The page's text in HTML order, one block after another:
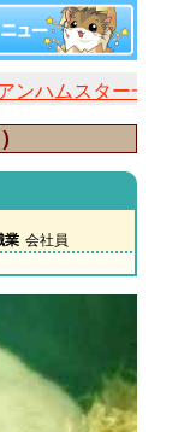
ンハムスター一覧
業 会社員